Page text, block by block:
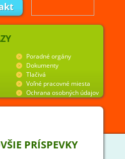
Poradné orgány
Dokumenty
Tlačivá
Voľné pracovné miesta
Ochrana osobných údajov
PRÍSPEVKY